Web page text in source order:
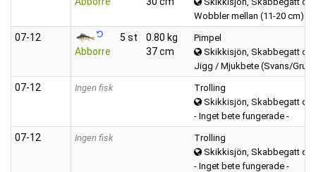
Wobbler mellan (11-20 cm)
07‑12
Abborre
5 st
0.80 kg
37 cm
Pimpel
Skikkisjön, Skabbegatt
Jigg / Mjukbete (Svans/Grub)
07‑12 Ingen fisk
Trolling
Skikkisjön, Skabbegatt
- Inget bete fungerade -
07‑12 Ingen fisk
Trolling
Skikkisjön, Skabbegatt
- Inget bete fungerade -